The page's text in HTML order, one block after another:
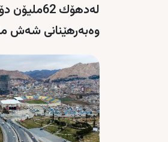
لەدهۆك
وەبەرهێنانی شەش